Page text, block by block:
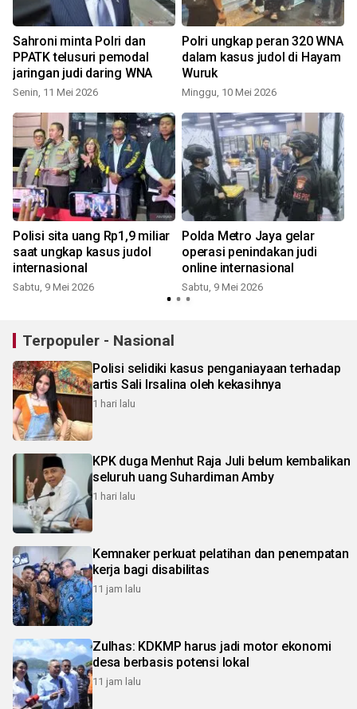
Sahroni minta Polri dan
PPATK telusuri pemodal
jaringan judi daring WNA
Senin, 11 Mei 2026
Polri ungkap peran 320 WNA
dalam kasus judol di Hayam
Wuruk
Minggu, 10 Mei 2026
Polisi sita uang Rp1,9 miliar
saat ungkap kasus judol
internasional
Sabtu, 9 Mei 2026
Polda Metro Jaya gelar
operasi penindakan judi
online internasional
Sabtu, 9 Mei 2026
Terpopuler - Nasional
Polisi selidiki kasus penganiayaan terhadap
artis Sali Irsalina oleh kekasihnya
1 hari lalu
KPK duga Menhut Raja Juli belum kembalikan
seluruh uang Suhardiman Amby
1 hari lalu
Kemnaker perkuat pelatihan dan penempatan
kerja bagi disabilitas
11 jam lalu
Zulhas: KDKMP harus jadi motor ekonomi
desa berbasis potensi lokal
11 jam lalu